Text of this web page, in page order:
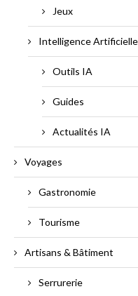
Jeux
Intelligence Artificielle
Outils IA
Guides
Actualités IA
Voyages
Gastronomie
Tourisme
Artisans & Bâtiment
Serrurerie